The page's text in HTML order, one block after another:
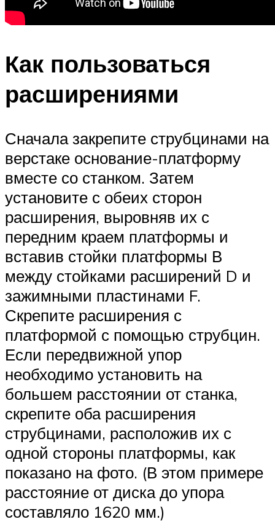
Как пользоваться
расширениями
Сначала закрепите струбцинами на
верстаке основание-платформу
вместе со станком. Затем
установите с обеих сторон
расширения, выровняв их с
передним краем платформы и
вставив стойки платформы В
между стойками расширений D и
зажимными пластинами F.
Скрепите расширения с
платформой с помощью струбцин.
Если передвижной упор
необходимо установить на
большем расстоянии от станка,
скрепите оба расширения
струбцинами, расположив их с
одной стороны платформы, как
показано на фото. (В этом примере
расстояние от диска до упора
составляло 1620 мм.)